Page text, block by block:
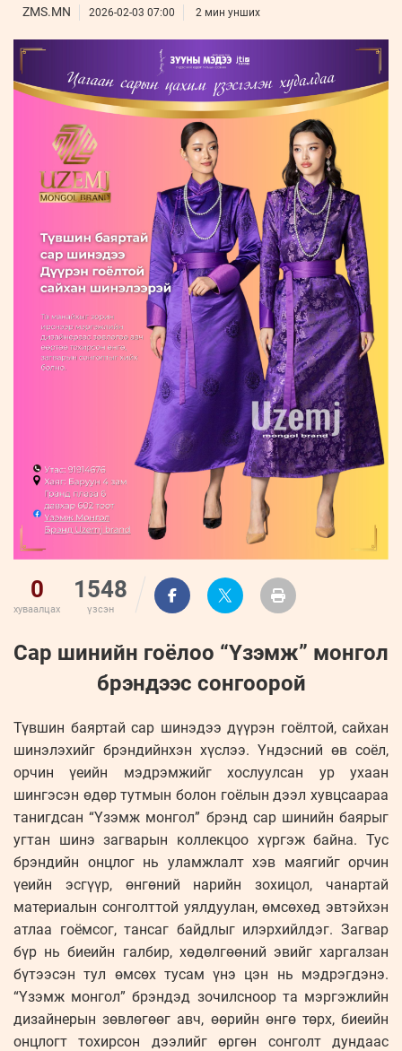
Бүртгүүлэх
Нэвтрэх
Бизнес
Leaderships
ФОТО
УРЛАГ
ТӨВ
ZUUNII
WEEKLY
ZMS.MN 2026-02-03 07:00 2 мин унших
0
хуваалцах
1548
үзсэн
Сар шинийн гоёлоо “Үзэмж” монгол
брэндээс сонгоорой
Түвшин баяртай сар шинэдээ дүүрэн гоёлтой, сайхан
шинэлэхийг брэндийнхэн хүслээ. Үндэсний өв соёл,
орчин үеийн мэдрэмжийг хослуулсан ур ухаан
шингэсэн өдөр тутмын болон гоёлын дээл хувцсаараа
танигдсан “Үзэмж монгол” брэнд сар шинийн баярыг
угтан шинэ загварын коллекцоо хүргэж байна. Тус
брэндийн онцлог нь уламжлалт хэв маягийг орчин
үеийн эсгүүр, өнгөний нарийн зохицол, чанартай
материалын сонголттой уялдуулан, өмсөхөд эвтэйхэн
атлаа гоёмсог, тансаг байдлыг илэрхийлдэг. Загвар
бүр нь биеийн галбир, хөдөлгөөний эвийг харгалзан
бүтээсэн тул өмсөх тусам үнэ цэн нь мэдрэгдэнэ.
“Үзэмж монгол” брэндэд зочилсноор та мэргэжлийн
дизайнерын зөвлөгөөг авч, өөрийн өнгө төрх, биеийн
онцлогт тохирсон дээлийг өргөн сонголт дундаас